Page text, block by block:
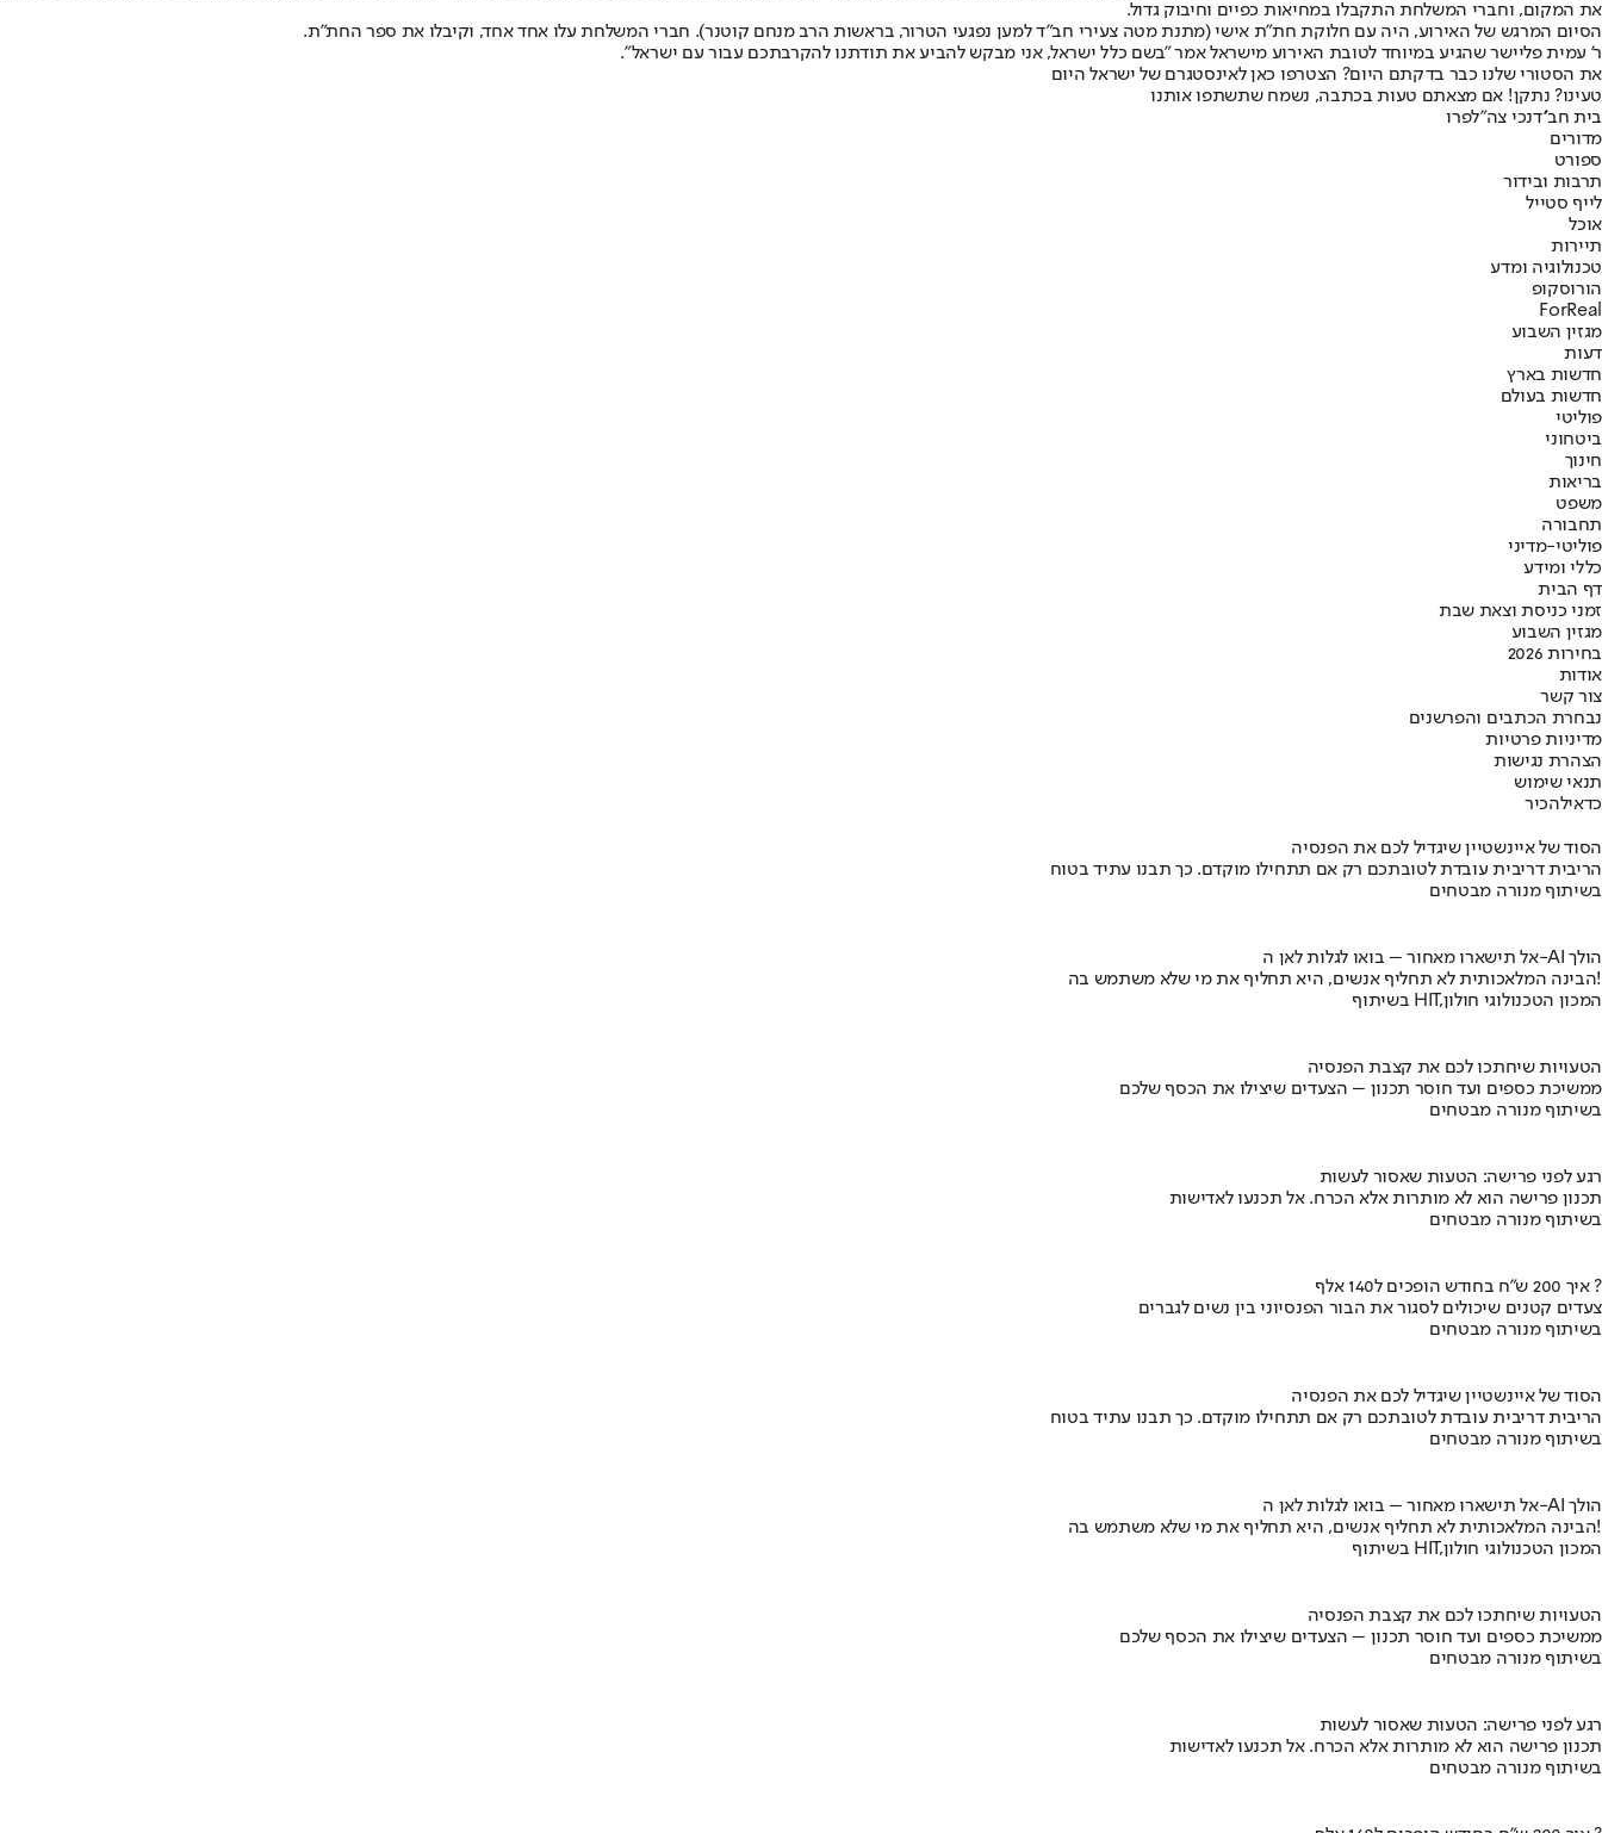
את המקום, וחברי המשלחת התקבלו במחיאות כפיים וחיבוק גדול.
הסיום המרגש של האירוע, היה עם חלוקת חת"ת אישי (מתנת מטה צעירי חב"ד למען נפגעי הטרור, בראשות הרב מנחם קוטנר). חברי המשלחת עלו אחד אחד, וקיבלו את ספר החת"ת.
ר' עמית פליישר שהגיע במיוחד לטובת האירוע מישראל אמר "בשם כלל ישראל, אני מבקש להביע את תודתנו להקרבתכם עבור עם ישראל".
את הסטורי שלנו כבר בדקתם היום? הצטרפו כאן לאינסטגרם של ישראל היום
טעינו? נתקן! אם מצאתם טעות בכתבה, נשמח שתשתפו אותנו
בית חב''דנכי צה"לפרו
מדורים
ספורט
תרבות ובידור
לייף סטייל
אוכל
תיירות
טכנולוגיה ומדע
הורוסקופ
ForReal
מגזין השבוע
דעות
חדשות בארץ
חדשות בעולם
פוליטי
ביטחוני
חינוך
בריאות
משפט
תחבורה
פוליטי-מדיני
כללי ומידע
דף הבית
זמני כניסת וצאת שבת
מגזין השבוע
בחירות 2026
אודות
צור קשר
נבחרת הכתבים והפרשנים
מדיניות פרטיות
הצהרת נגישות
תנאי שימוש
כדאילהכיר
הסוד של איינשטיין שיגדיל לכם את הפנסיה
הריבית דריבית עובדת לטובתכם רק אם תתחילו מוקדם. כך תבנו עתיד בטוח
בשיתוף מנורה מבטחים
אל תישארו מאחור – בואו לגלות לאן ה-AI הולך
הבינה המלאכותית לא תחליף אנשים, היא תחליף את מי שלא משתמש בה!
בשיתוף HIT,המכון הטכנולוגי חולון
הטעויות שיחתכו לכם את קצבת הפנסיה
ממשיכת כספים ועד חוסר תכנון – הצעדים שיצילו את הכסף שלכם
בשיתוף מנורה מבטחים
רגע לפני פרישה: הטעות שאסור לעשות
תכנון פרישה הוא לא מותרות אלא הכרח. אל תכנעו לאדישות
בשיתוף מנורה מבטחים
איך 200 ש"ח בחודש הופכים ל140 אלף ?
צעדים קטנים שיכולים לסגור את הבור הפנסיוני בין נשים לגברים
בשיתוף מנורה מבטחים
הסוד של איינשטיין שיגדיל לכם את הפנסיה
הריבית דריבית עובדת לטובתכם רק אם תתחילו מוקדם. כך תבנו עתיד בטוח
בשיתוף מנורה מבטחים
אל תישארו מאחור – בואו לגלות לאן ה-AI הולך
הבינה המלאכותית לא תחליף אנשים, היא תחליף את מי שלא משתמש בה!
בשיתוף HIT,המכון הטכנולוגי חולון
הטעויות שיחתכו לכם את קצבת הפנסיה
ממשיכת כספים ועד חוסר תכנון – הצעדים שיצילו את הכסף שלכם
בשיתוף מנורה מבטחים
רגע לפני פרישה: הטעות שאסור לעשות
תכנון פרישה הוא לא מותרות אלא הכרח. אל תכנעו לאדישות
בשיתוף מנורה מבטחים